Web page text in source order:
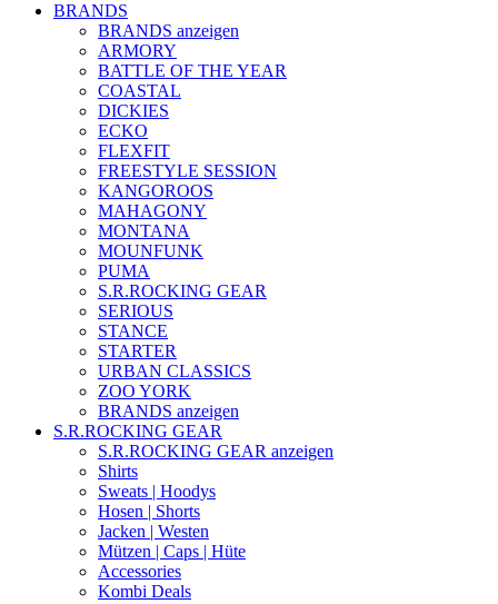
BRANDS
BRANDS anzeigen
ARMORY
BATTLE OF THE YEAR
COASTAL
DICKIES
ECKO
FLEXFIT
FREESTYLE SESSION
KANGOROOS
MAHAGONY
MONTANA
MOUNFUNK
PUMA
S.R.ROCKING GEAR
SERIOUS
STANCE
STARTER
URBAN CLASSICS
ZOO YORK
BRANDS anzeigen
S.R.ROCKING GEAR
S.R.ROCKING GEAR anzeigen
Shirts
Sweats | Hoodys
Hosen | Shorts
Jacken | Westen
Mützen | Caps | Hüte
Accessories
Kombi Deals